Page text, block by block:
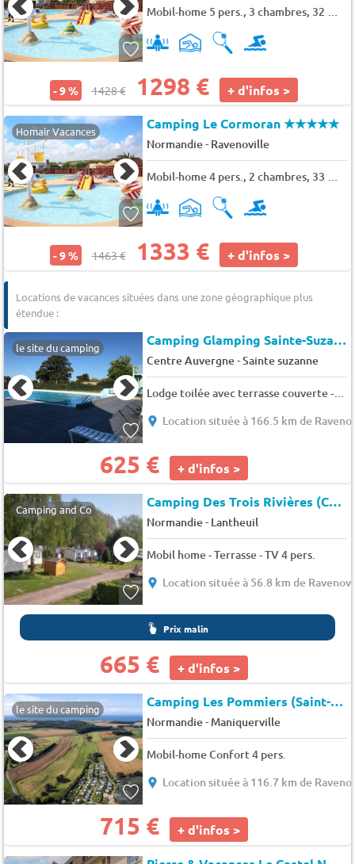
Mobil-home 5 pers., 3 chambres, 32 m² - 34 m²
- 9 % 1428 € 1298 € + d'infos >
Homair Vacances Camping Le Cormoran★★★★★
Normandie- Ravenoville
Mobil-home 4 pers., 2 chambres, 33 m² - 35 m²
- 9 % 1463 € 1333 € + d'infos >
Locations de vacances situées dans une zone géographique plus
étendue :
le site du camping Camping Glamping Sainte-Suzanne
Centre Auvergne-Sainte suzanne
Lodge toilée avec terrasse couverte - avec sanitaires 4 pers. 4 pers.
Location située à 166.5 km de
625 € + d'infos >
Camping and Co Camping Des Trois Rivières (Creully à 3km)
Normandie- Lantheuil
Mobil home - Terrasse - TV 4 pers.
Location située à 56.8 km de
Prix malin
665 € + d'infos >
le site du camping Camping Les Pommiers (Saint-Léonard à 2 km)
Normandie- Maniquerville
Mobil-home Confort 4 pers.
Location située à 116.7 km de
715 € + d'infos >